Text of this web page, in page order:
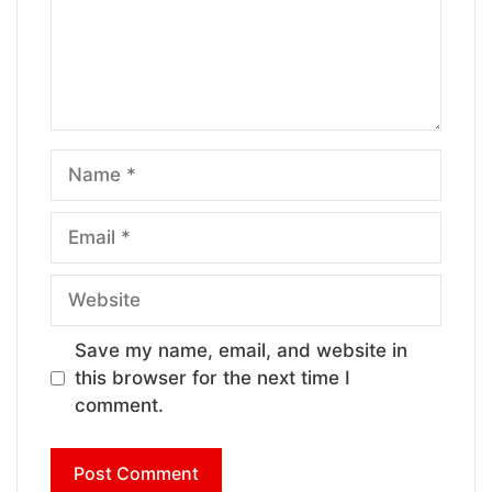
Name
Email
Website
Save my name, email, and website in
this browser for the next time I
comment.